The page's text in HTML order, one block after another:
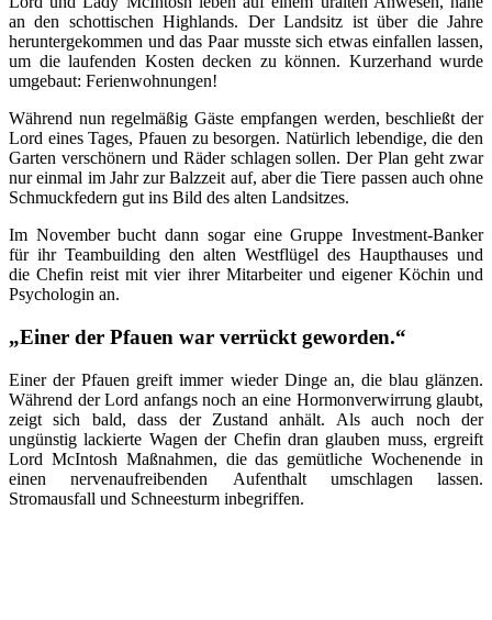
an den schottischen Highlands. Der Landsitz ist über die Jahre
heruntergekommen und das Paar musste sich etwas einfallen lassen,
um die laufenden Kosten decken zu können. Kurzerhand wurde
umgebaut: Ferienwohnungen!
Während nun regelmäßig Gäste empfangen werden, beschließt der
Lord eines Tages, Pfauen zu besorgen. Natürlich lebendige, die den
Garten verschönern und Räder schlagen sollen. Der Plan geht zwar
nur einmal im Jahr zur Balzzeit auf, aber die Tiere passen auch ohne
Schmuckfedern gut ins Bild des alten Landsitzes.
Im November bucht dann sogar eine Gruppe Investment-Banker
für ihr Teambuilding den alten Westflügel des Haupthauses und
die Chefin reist mit vier ihrer Mitarbeiter und eigener Köchin und
Psychologin an.
„Einer der Pfauen war verrückt geworden.“
Einer der Pfauen greift immer wieder Dinge an, die blau glänzen.
Während der Lord anfangs noch an eine Hormonverwirrung glaubt,
zeigt sich bald, dass der Zustand anhält. Als auch noch der
ungünstig lackierte Wagen der Chefin dran glauben muss, ergreift
Lord McIntosh Maßnahmen, die das gemütliche Wochenende in
einen nervenaufreibenden Aufenthalt umschlagen lassen.
Stromausfall und Schneesturm inbegriffen.